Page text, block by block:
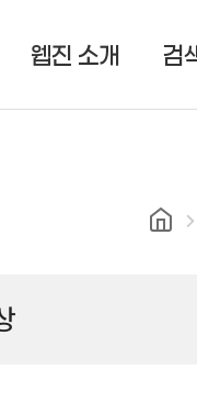
웹진 소개 검